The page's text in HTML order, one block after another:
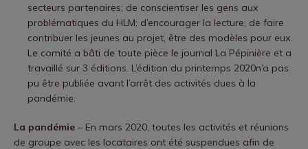
secteurs partenaires; de conscientiser les gens aux
problématiques du HLM; d’encourager la lecture; de faire
contribuer les jeunes au projet, être des modèles pour eux.
Le comité a bâti de toute pièce le journal La Pépinière et a
travaillé sur 3 éditions. L’édition du printemps 2020n’a pas
pu être publiée avant l’arrêt des activités dues à la
pandémie.
La pandémie – En mars 2020, toutes les activités et réunions
de groupe avec les locataires ont été suspendues afin de